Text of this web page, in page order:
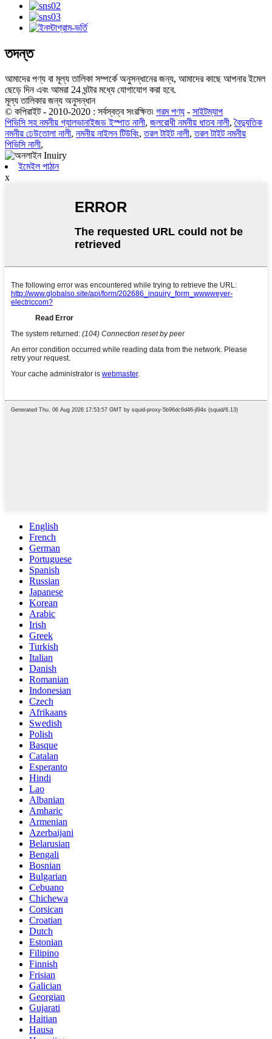
তদন্ত
আমাদের পণ্য বা মূল্য তালিকা সম্পর্কে অনুসন্ধানের জন্য, আমাদের কাছে আপনার ইমেল
ছেড়ে দিন এবং আমরা 24 ঘন্টার মধ্যে যোগাযোগ করা হবে.
মূল্য তালিকার জন্য অনুসন্ধান
© কপিরাইট - 2010-2020 : সর্বস্বত্ব সংরক্ষিত৷ গরম পণ্য - সাইটম্যাপ
পিভিসি সহ নমনীয় গ্যালভানাইজড ইস্পাত নালী, জলরোধী নমনীয় ধাতব নালী,বৈদ্যুতিক
নমনীয় ঢেউতোলা নালী, নমনীয় নাইলন টিউবিং,তরল টাইট নালী,তরল টাইট নমনীয়
পিভিসি নালী,
ইমেইল পাঠান
x
English
French
German
Portuguese
Spanish
Russian
Japanese
Korean
Arabic
Irish
Greek
Turkish
Italian
Danish
Romanian
Indonesian
Czech
Afrikaans
Swedish
Polish
Basque
Catalan
Esperanto
Hindi
Lao
Albanian
Amharic
Armenian
Azerbaijani
Belarusian
Bengali
Bosnian
Bulgarian
Cebuano
Chichewa
Corsican
Croatian
Dutch
Estonian
Filipino
Finnish
Frisian
Galician
Georgian
Gujarati
Haitian
Hausa